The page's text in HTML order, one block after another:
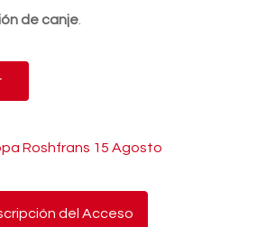
de canje
Roshfrans 15 Agosto
del Acceso